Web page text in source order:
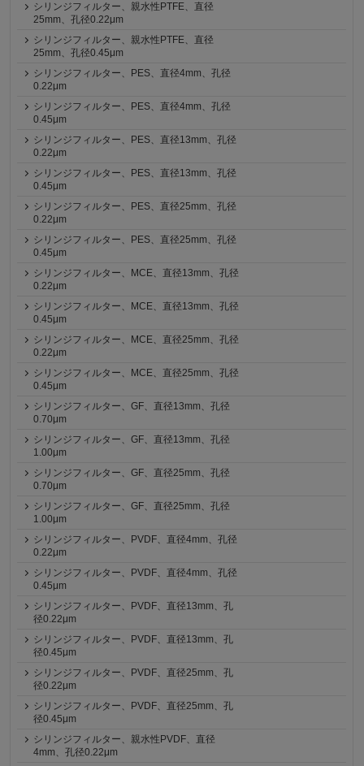
シリンジフィルター、親水性PTFE、直径
25mm、孔径0.22μm
シリンジフィルター、親水性PTFE、直径
25mm、孔径0.45μm
シリンジフィルター、PES、直径4mm、孔径
0.22μm
シリンジフィルター、PES、直径4mm、孔径
0.45μm
シリンジフィルター、PES、直径13mm、孔径
0.22μm
シリンジフィルター、PES、直径13mm、孔径
0.45μm
シリンジフィルター、PES、直径25mm、孔径
0.22μm
シリンジフィルター、PES、直径25mm、孔径
0.45μm
シリンジフィルター、MCE、直径13mm、孔径
0.22μm
シリンジフィルター、MCE、直径13mm、孔径
0.45μm
シリンジフィルター、MCE、直径25mm、孔径
0.22μm
シリンジフィルター、MCE、直径25mm、孔径
0.45μm
シリンジフィルター、GF、直径13mm、孔径
0.70μm
シリンジフィルター、GF、直径13mm、孔径
1.00μm
シリンジフィルター、GF、直径25mm、孔径
0.70μm
シリンジフィルター、GF、直径25mm、孔径
1.00μm
シリンジフィルター、PVDF、直径4mm、孔径
0.22μm
シリンジフィルター、PVDF、直径4mm、孔径
0.45μm
シリンジフィルター、PVDF、直径13mm、孔
径0.22μm
シリンジフィルター、PVDF、直径13mm、孔
径0.45μm
シリンジフィルター、PVDF、直径25mm、孔
径0.22μm
シリンジフィルター、PVDF、直径25mm、孔
径0.45μm
シリンジフィルター、親水性PVDF、直径
4mm、孔径0.22μm